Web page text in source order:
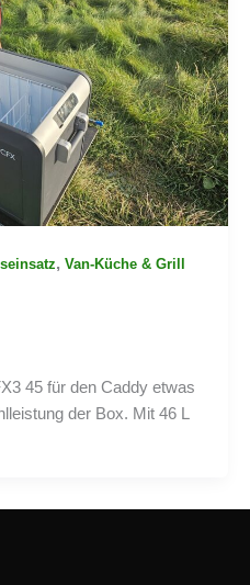
, Van-Küche & Grill
45 für den Caddy etwas
der Box. Mit 46 L